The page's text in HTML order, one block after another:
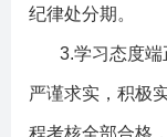
纪律处分期。
3.学习态度端
严谨求实，积极
程考核全部合格